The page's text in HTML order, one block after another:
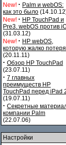
New! · Palm и webOS:
как это было
New! · HP TouchPad и
Pre3. webOS против
(31.03.12)
New! · HP webOS,
которую жалко
(20.11.11)
· Обзор HP TouchPad
(23.07.11)
· 7 главных
преимуществ HP
TouchPad перед iPad
(19.07.11)
· Секретные
компании Palm
(22.07.06)
Настройки